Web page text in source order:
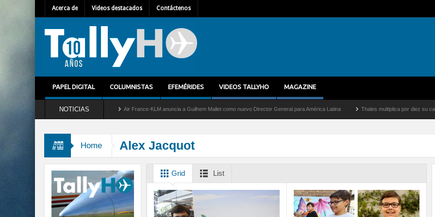
Acerca de Videos destacados Contáctenos
PAPEL DIGITAL COLUMNISTAS EFEMÉRIDES VIDEOS TALLYHO MAGAZINE
NOTICIAS
del servicio al C-2 Greyhound Air France-KLM anuncia a Guilhem Mallet como nuevo Director General para América Latina Thales multiplica por diez su capacidad
Home Alex Jacquot
Grid List